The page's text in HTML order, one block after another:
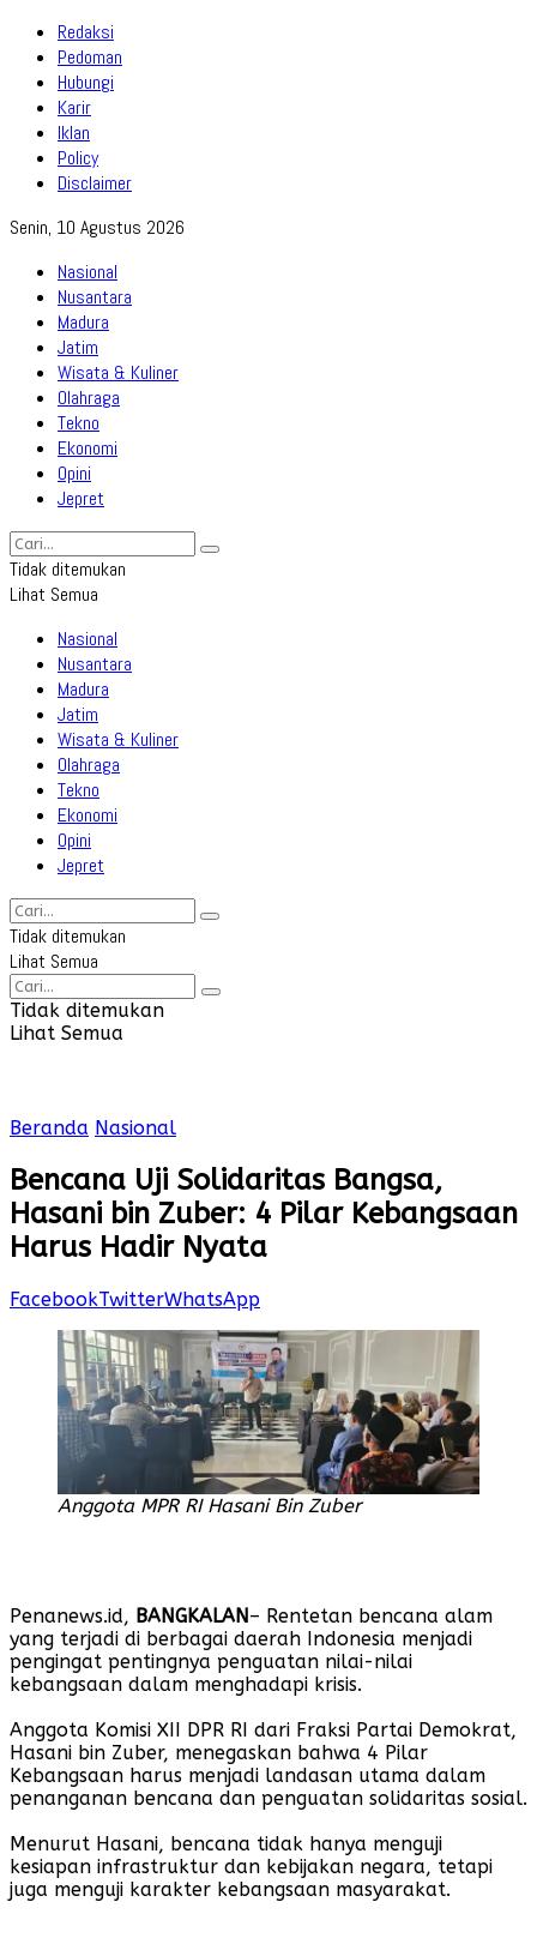
Redaksi
Pedoman
Hubungi
Karir
Iklan
Policy
Disclaimer
Senin, 10 Agustus 2026
Nasional
Nusantara
Madura
Jatim
Wisata & Kuliner
Olahraga
Tekno
Ekonomi
Opini
Jepret
Tidak ditemukan
Lihat Semua
Nasional
Nusantara
Madura
Jatim
Wisata & Kuliner
Olahraga
Tekno
Ekonomi
Opini
Jepret
Tidak ditemukan
Lihat Semua
Tidak ditemukan
Lihat Semua
Beranda Nasional
Bencana Uji Solidaritas Bangsa,
Hasani bin Zuber: 4 Pilar Kebangsaan
Harus Hadir Nyata
FacebookTwitterWhatsApp
Anggota MPR RI Hasani Bin Zuber
Penanews.id, BANGKALAN– Rentetan bencana alam
yang terjadi di berbagai daerah Indonesia menjadi
pengingat pentingnya penguatan nilai-nilai
kebangsaan dalam menghadapi krisis.
Anggota Komisi XII DPR RI dari Fraksi Partai Demokrat,
Hasani bin Zuber, menegaskan bahwa 4 Pilar
Kebangsaan harus menjadi landasan utama dalam
penanganan bencana dan penguatan solidaritas sosial.
Menurut Hasani, bencana tidak hanya menguji
kesiapan infrastruktur dan kebijakan negara, tetapi
juga menguji karakter kebangsaan masyarakat.